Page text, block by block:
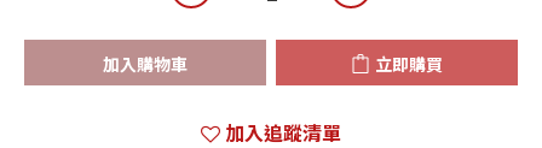
加入購物車 立即購買
加入追蹤清單